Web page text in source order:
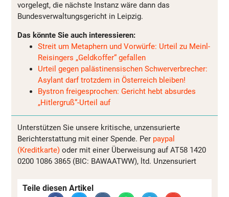
vorgelegt, die nächste Instanz wäre dann das
Bundesverwaltungsgericht in Leipzig.
Das könnte Sie auch interessieren:
Streit um Metaphern und Vorwürfe: Urteil zu Meinl-
Reisingers „Geldkoffer“ gefallen
Urteil gegen palästinensischen Schwerverbrecher:
Asylant darf trotzdem in Österreich bleiben!
Bystron freigesprochen: Gericht hebt absurdes
„Hitlergruß“-Urteil auf
Unterstützen Sie unsere kritische, unzensurierte
Berichterstattung mit einer Spende. Per paypal
(Kreditkarte) oder mit einer Überweisung auf AT58 1420
0200 1086 3865 (BIC: BAWAATWW), ltd. Unzensuriert
Teile diesen Artikel